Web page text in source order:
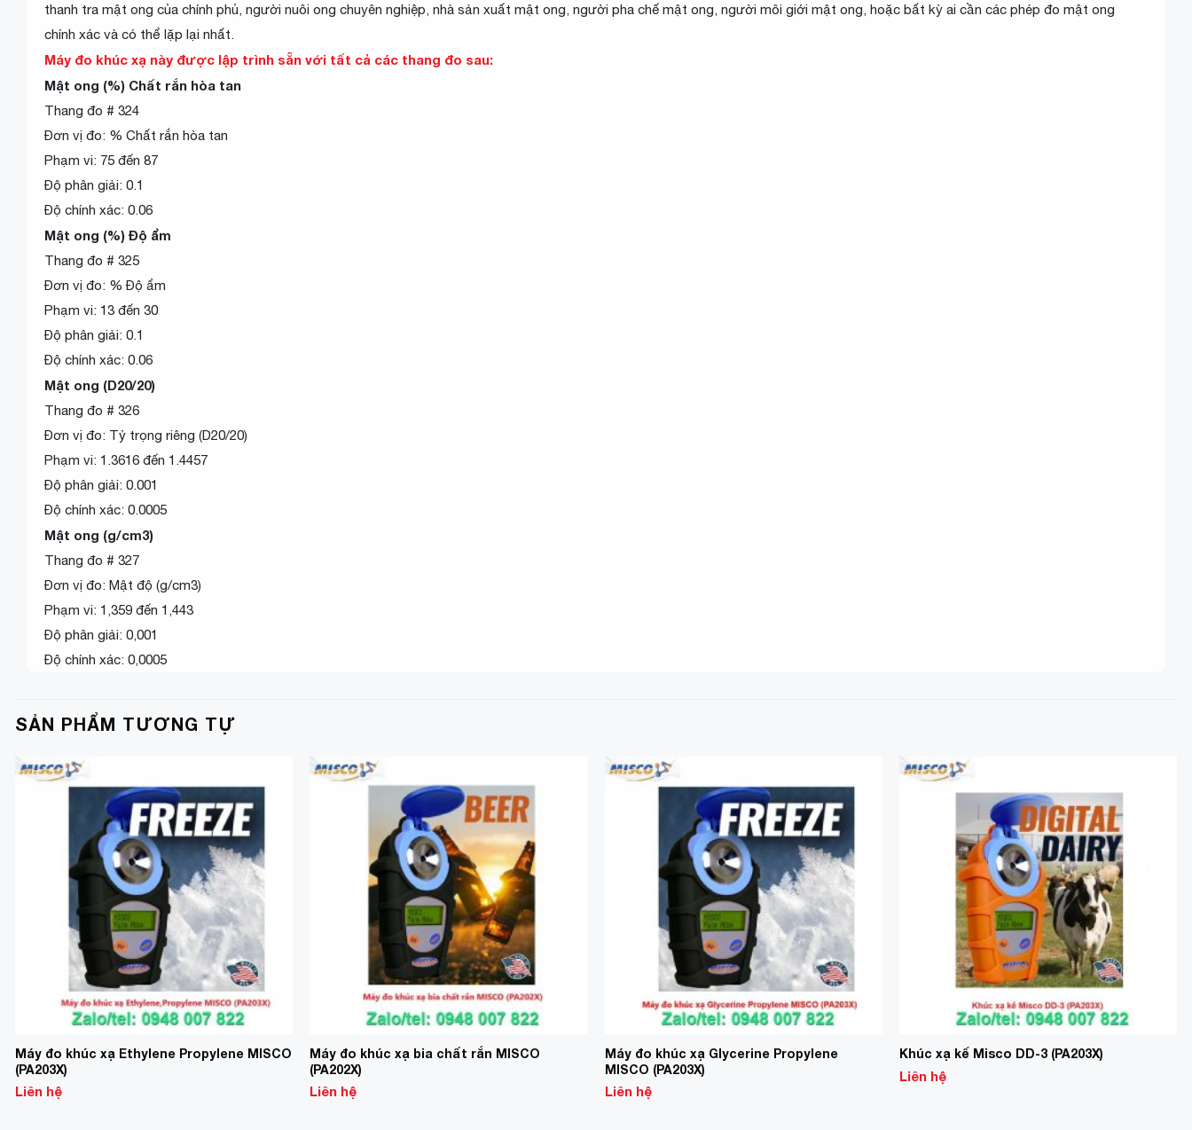
thanh tra mật ong của chính phủ, người nuôi ong chuyên nghiệp, nhà sản xuất mật ong, người pha chế mật ong, người môi giới mật ong, hoặc bất kỳ ai cần các phép đo mật ong
chính xác và có thể lặp lại nhất.
Máy đo khúc xạ này được lập trình sẵn với tất cả các thang đo sau:
Mật ong (%) Chất rắn hòa tan
Thang đo # 324
Đơn vị đo: % Chất rắn hòa tan
Phạm vi: 75 đến 87
Độ phân giải: 0.1
Độ chính xác: 0.06
Mật ong (%) Độ ẩm
Thang đo # 325
Đơn vị đo: % Độ ẩm
Phạm vi: 13 đến 30
Độ phân giải: 0.1
Độ chính xác: 0.06
Mật ong (D20/20)
Thang đo # 326
Đơn vị đo: Tỷ trọng riêng (D20/20)
Phạm vi: 1.3616 đến 1.4457
Độ phân giải: 0.001
Độ chính xác: 0.0005
Mật ong (g/cm3)
Thang đo # 327
Đơn vị đo: Mật độ (g/cm3)
Phạm vi: 1,359 đến 1,443
Độ phân giải: 0,001
Độ chính xác: 0,0005
SẢN PHẨM TƯƠNG TỰ
Add to
Wishlist
Máy đo khúc xạ Ethylene Propylene MISCO
(PA203X)
Liên hệ
Máy đo khúc xạ bia chất rắn MISCO
(PA202X)
Liên hệ
Add to
Wishlist
Máy đo khúc xạ Glycerine Propylene
MISCO (PA203X)
Liên hệ
Khúc xạ kế Misco DD-3 (PA203X)
Liên hệ